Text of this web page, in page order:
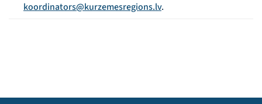
koordinators@kurzemesregions.lv.